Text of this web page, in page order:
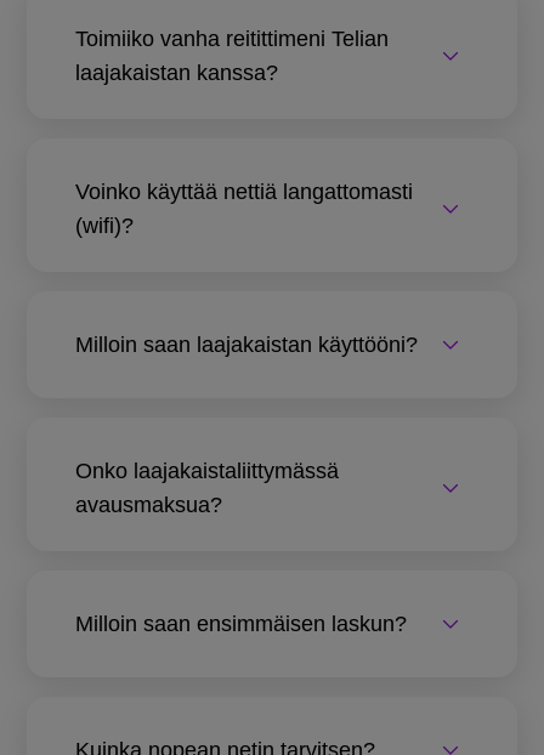
Toimiiko vanha reitittimeni Telian
laajakaistan kanssa?
Voinko käyttää nettiä langattomasti
(wifi)?
Milloin saan laajakaistan käyttööni?
Onko laajakaistaliittymässä
avausmaksua?
Milloin saan ensimmäisen laskun?
Kuinka nopean netin tarvitsen?